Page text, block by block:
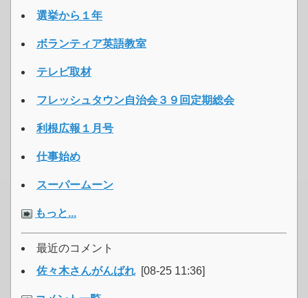
選挙から１年
ボランティア英語教室
テレビ取材
フレッシュタウン自治会３９回定期総会
利根広報１月号
仕事始め
スーパームーン
もっと...
最近のコメント
佐々木さんがんばれ [08-25 11:36]